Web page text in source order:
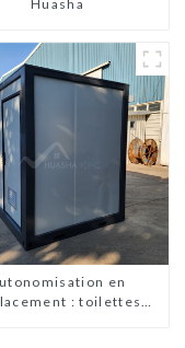
Huasha
en
: toilettes